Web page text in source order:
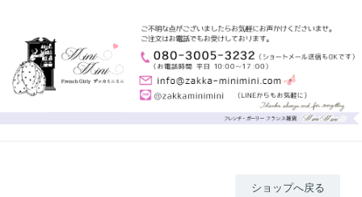
ショップへ戻る